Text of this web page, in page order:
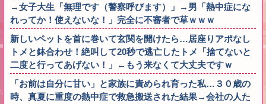
→女子大生「無理です（警察呼びます）」→男「熱中症にな
れってか！使えないな！」完全に不審者で草ｗｗｗ
新しいペットを首に巻いて玄関を開けたら…居座りアポなし
トメと鉢合わせ！絶叫して20秒で逃亡したトメ「捨てないと
二度と行ってあげない！」←もう来なくて大丈夫ですｗ
「お前は自分に甘い」と家族に責められ育った私…３０歳の
時、真夏に重度の熱中症で救急搬送された結果→会社の人た